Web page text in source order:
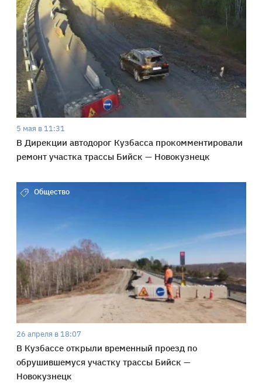
5 мая в 11:31
В Дирекции автодорог Кузбасса прокомментировали
ремонт участка трассы Бийск — Новокузнецк
Общество
26 апреля в 18:07
В Кузбассе открыли временный проезд по
обрушившемуся участку трассы Бийск —
Новокузнецк